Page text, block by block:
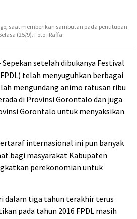
saat memberikan sambutan pada penutupan
(25/9). Foto : Raffa
Sepekan setelah dibukanya Festival
telah menyuguhkan berbagai
mengundang animo ratusan ribu
di Provinsi Gorontalo dan juga
Gorontalo untuk menyaksikan
internasional ini pun banyak
bagi masyarakat Kabupaten
perekonomian untuk
dalam tiga tahun terakhir terus
pada tahun 2016 FPDL masih